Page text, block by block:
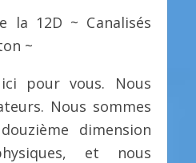
la 12D ~ Canalisés
~
pour vous. Nous
Nous sommes
dimension
et nous